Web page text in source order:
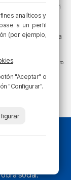
el tiempo Enkarterri
Vasco)
LaLiga LaLiga
sucesos Teatro
tráfico
en Bilbao.
social.
analíticos y
a un perfil
(por ejemplo,
.
"Aceptar" o
"Configurar".